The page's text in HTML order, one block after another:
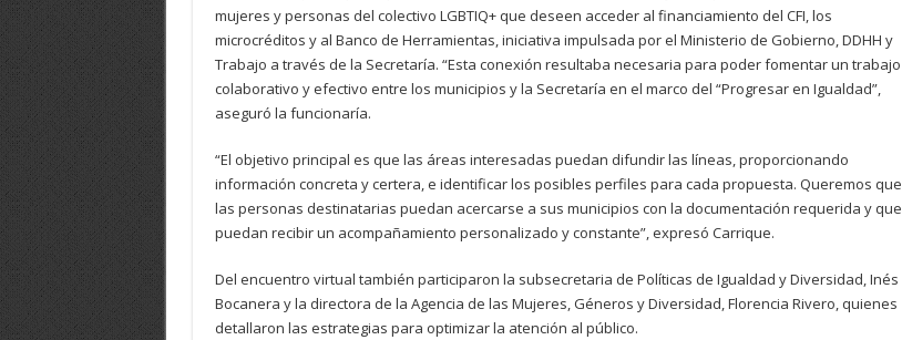
mujeres y personas del colectivo LGBTIQ+ que deseen acceder al financiamiento del CFI, los
microcréditos y al Banco de Herramientas, iniciativa impulsada por el Ministerio de Gobierno, DDHH y
Trabajo a través de la Secretaría. “Esta conexión resultaba necesaria para poder fomentar un trabajo
colaborativo y efectivo entre los municipios y la Secretaría en el marco del “Progresar en Igualdad”,
aseguró la funcionaría.
“El objetivo principal es que las áreas interesadas puedan difundir las líneas, proporcionando
información concreta y certera, e identificar los posibles perfiles para cada propuesta. Queremos que
las personas destinatarias puedan acercarse a sus municipios con la documentación requerida y que
puedan recibir un acompañamiento personalizado y constante”, expresó Carrique.
Del encuentro virtual también participaron la subsecretaria de Políticas de Igualdad y Diversidad, Inés
Bocanera y la directora de la Agencia de las Mujeres, Géneros y Diversidad, Florencia Rivero, quienes
detallaron las estrategias para optimizar la atención al público.